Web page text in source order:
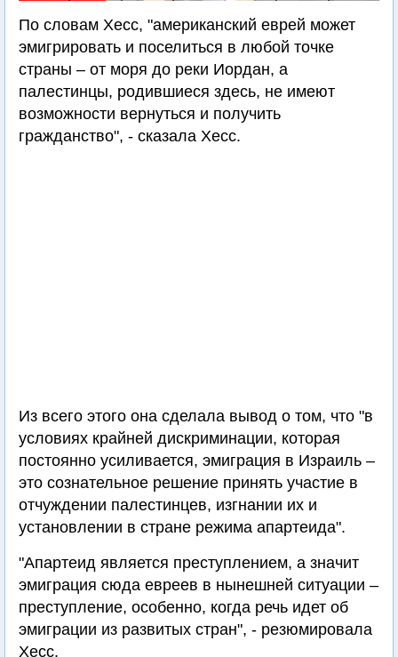
По словам Хесс, "американский еврей может
эмигрировать и поселиться в любой точке
страны – от моря до реки Иордан, а
палестинцы, родившиеся здесь, не имеют
возможности вернуться и получить
гражданство", - сказала Хесс.
Из всего этого она сделала вывод о том, что "в
условиях крайней дискриминации, которая
постоянно усиливается, эмиграция в Израиль –
это сознательное решение принять участие в
отчуждении палестинцев, изгнании их и
установлении в стране режима апартеида".
"Апартеид является преступлением, а значит
эмиграция сюда евреев в нынешней ситуации –
преступление, особенно, когда речь идет об
эмиграции из развитых стран", - резюмировала
Хесс.